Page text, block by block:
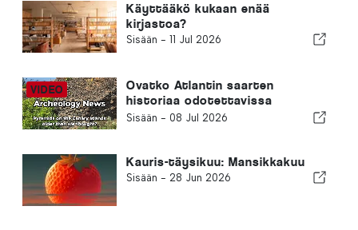
Käyttääkö kukaan enää
kirjastoa?
Sisään - 11 Jul 2026
Ovatko Atlantin saarten
historiaa odotettavissa
muutokset?
Sisään - 08 Jul 2026
Kauris-täysikuu: Mansikkakuu
Sisään - 28 Jun 2026